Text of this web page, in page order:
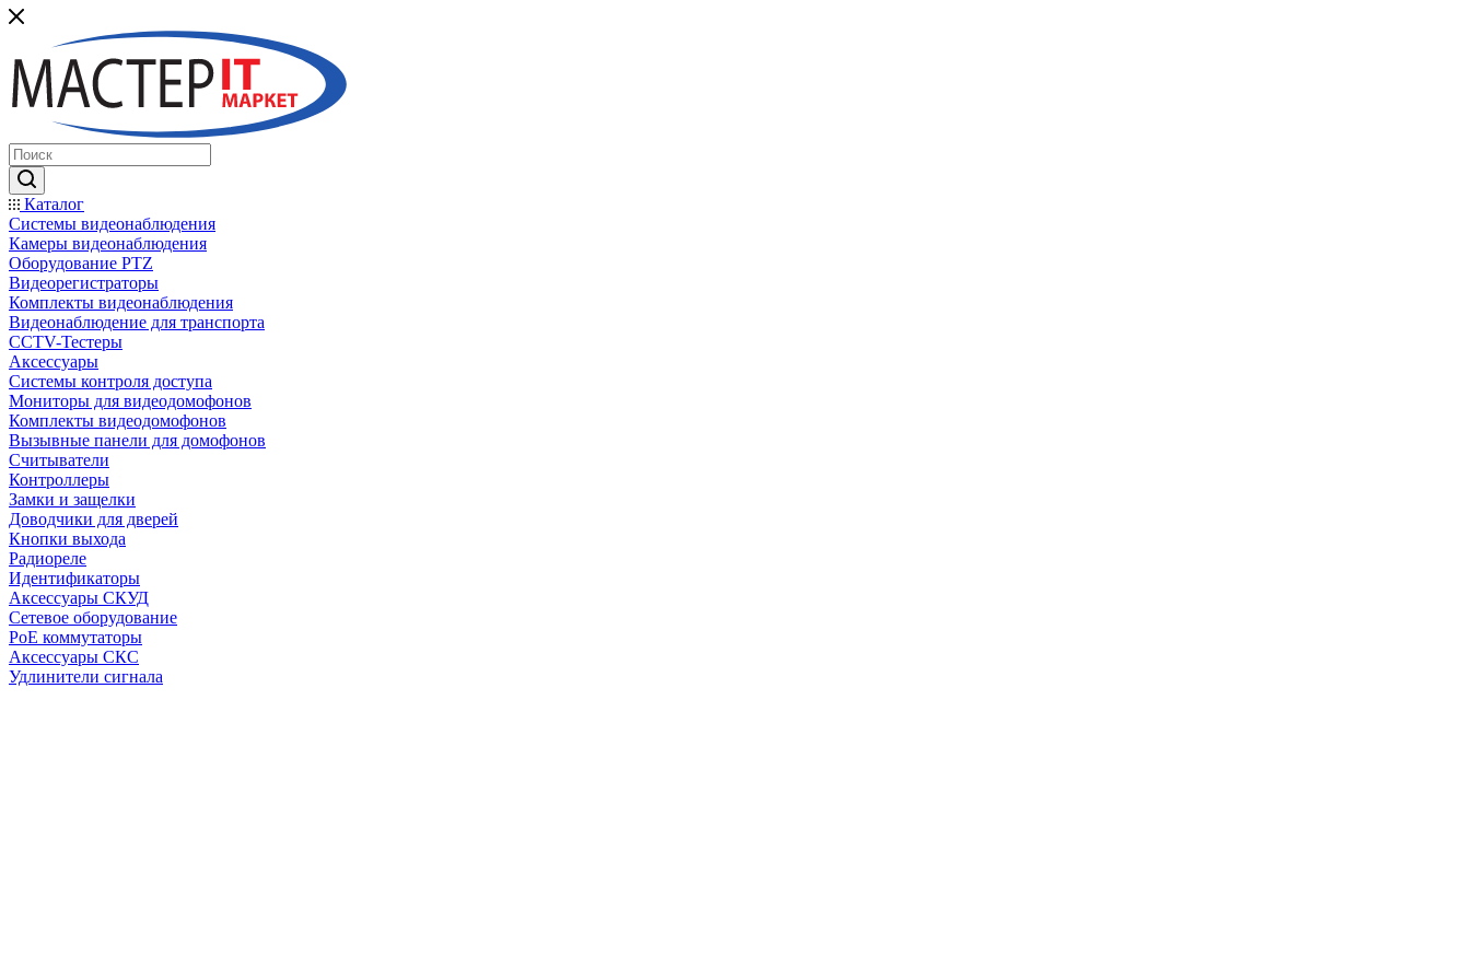
Каталог
Системы видеонаблюдения
Камеры видеонаблюдения
Оборудование PTZ
Видеорегистраторы
Комплекты видеонаблюдения
Видеонаблюдение для транспорта
CCTV-Тестеры
Аксессуары
Системы контроля доступа
Мониторы для видеодомофонов
Комплекты видеодомофонов
Вызывные панели для домофонов
Считыватели
Контроллеры
Замки и защелки
Доводчики для дверей
Кнопки выхода
Радиореле
Идентификаторы
Аксессуары СКУД
Сетевое оборудование
PoE коммутаторы
Аксессуары СКС
Удлинители сигнала